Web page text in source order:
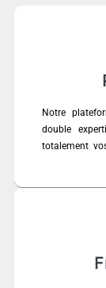
Notre
double
totalement